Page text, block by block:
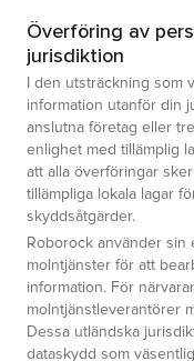
Överföring av
jurisdiktion
I den utsträckning som
information utanför din
anslutna företag eller
enlighet med tillämplig
att alla överföringar
tillämpliga lokala lagar
skyddsåtgärder.
Roborock använder sin
molntjänster för att
information. För
molntjänstleverantörer
Dessa utländska
dataskydd som